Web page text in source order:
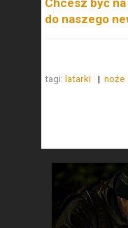
Chcesz być
do naszego
tagi: latarki noże